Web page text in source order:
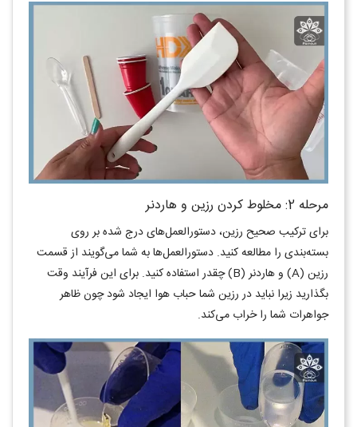
مرحله 2: مخلوط کردن رزین و هاردنر
برای ترکیب صحیح رزین، دستورالعمل‌های درج شده بر روی
بسته‌بندی را مطالعه کنید. دستورالعمل‌ها به شما می‌گویند از قسمت
رزین (A) و هاردنر (B) چقدر استفاده کنید. برای این فرآیند وقت
بگذارید زیرا نباید در رزین شما حباب هوا ایجاد شود چون ظاهر
جواهرات شما را خراب می‌کند.